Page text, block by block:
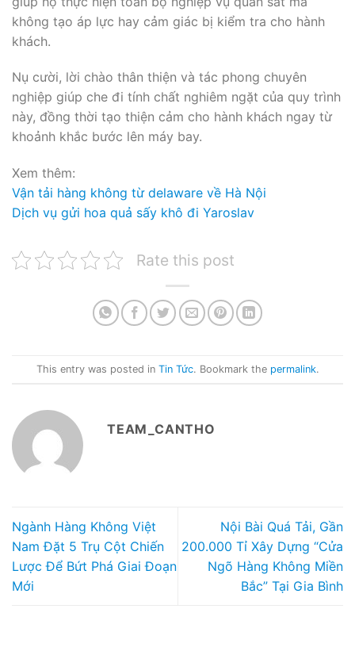
không tạo áp lực hay cảm giác bị kiểm tra cho hành
khách.
Nụ cười, lời chào thân thiện và tác phong chuyên
nghiệp giúp che đi tính chất nghiêm ngặt của quy trình
này, đồng thời tạo thiện cảm cho hành khách ngay từ
khoảnh khắc bước lên máy bay.
Xem thêm:
Vận tải hàng không từ delaware về Hà Nội
Dịch vụ gửi hoa quả sấy khô đi Yaroslav
Rate this post
This entry was posted in Tin Tức. Bookmark the permalink.
TEAM_CANTHO
Ngành Hàng Không Việt
Nam Đặt 5 Trụ Cột Chiến
Lược Để Bứt Phá Giai Đoạn
Mới
Nội Bài Quá Tải, Gần
200.000 Tỉ Xây Dựng “Cửa
Ngõ Hàng Không Miền
Bắc” Tại Gia Bình